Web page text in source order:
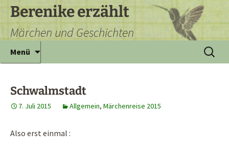
Zum
Inhalt
springen
Berenike erzählt
Märchen und Geschichten
Menü
Suchen
nach:
Schwalmstadt
7. Juli 2015 Allgemein, Märchenreise 2015
Also erst einmal :